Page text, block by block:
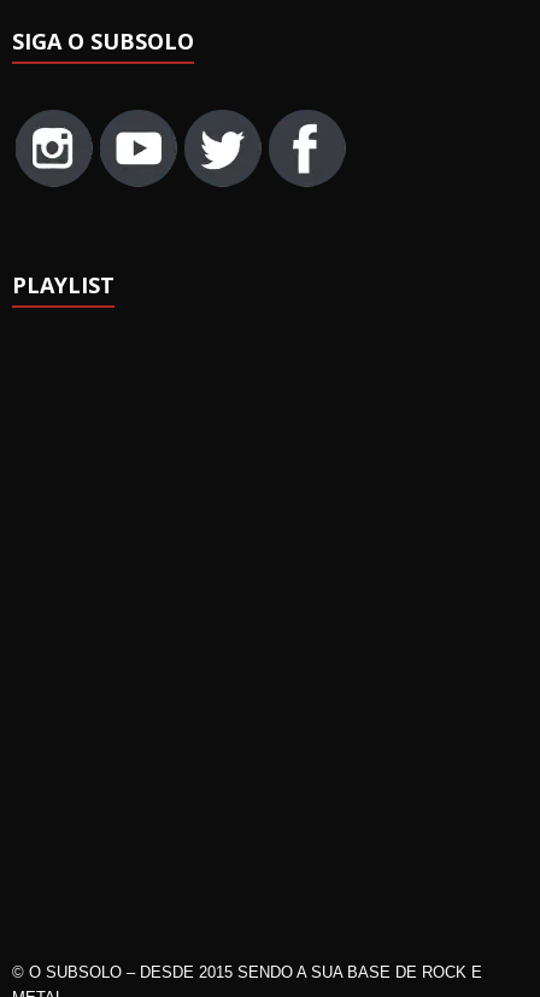
SIGA O SUBSOLO
PLAYLIST
© O SUBSOLO – DESDE 2015 SENDO A SUA BASE DE ROCK E